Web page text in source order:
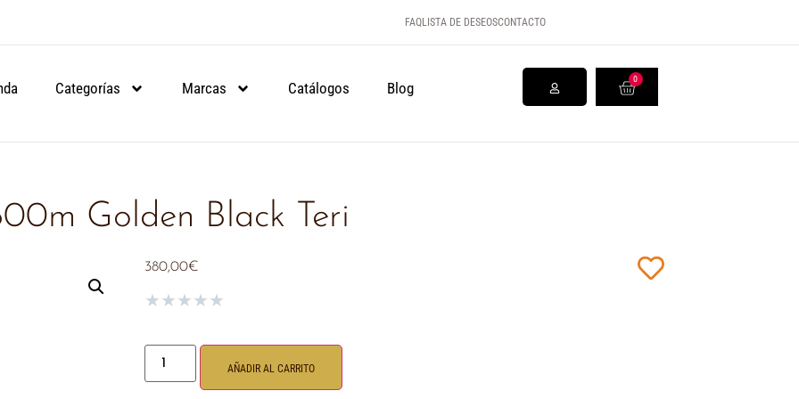
DE 90€.
DE 90€.
DE 90€.
FAQLISTA DE DESEOSCONTACTO
Categorías Marcas Catálogos Blog
0
Golden Black Teri
380,00€
★★★★★
AÑADIR AL CARRITO